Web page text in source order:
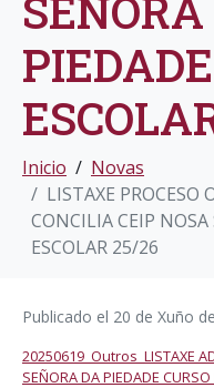
Inicio
Novas
LISTAXE
CONCILIA CEIP
ESCOLAR 25/26
Publicado el 20 de Xuño
20250619_Outros_LISTAXE
SEÑORA DA PIEDADE